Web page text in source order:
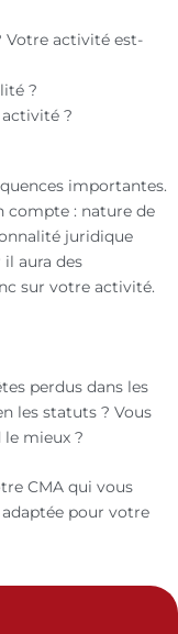
Votre activité est-
?
?
importantes.
compte : nature de
juridique
aura des
sur votre activité.
perdus dans les
les statuts ? Vous
mieux ?
CMA qui vous
pour votre